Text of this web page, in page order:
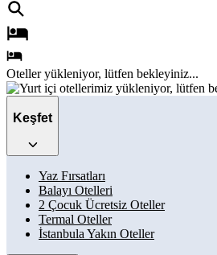
Otelleryükleniyor, lütfen bekleyiniz...
Keşfet
Yaz Fırsatları
Balayı Otelleri
2 Çocuk Ücretsiz Oteller
Termal Oteller
İstanbula Yakın Oteller